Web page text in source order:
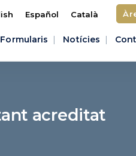
Español Català
Formularis Notícies
acreditat